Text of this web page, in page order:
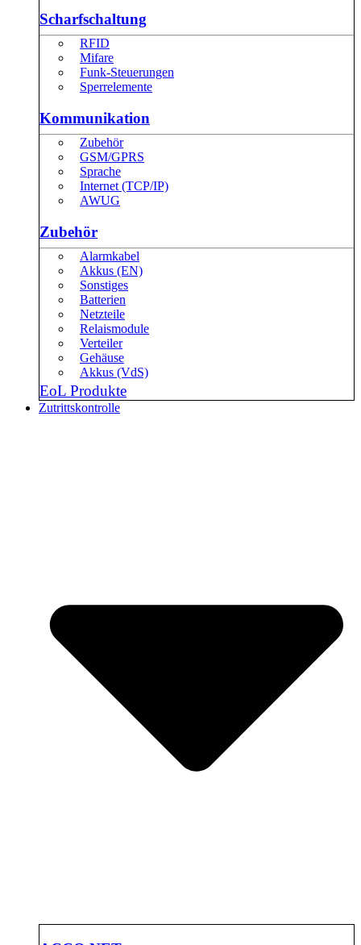
Scharfschaltung
RFID
Mifare
Funk-Steuerungen
Sperrelemente
Kommunikation
Zubehör
GSM/GPRS
Sprache
Internet (TCP/IP)
AWUG
Zubehör
Alarmkabel
Akkus (EN)
Sonstiges
Batterien
Netzteile
Relaismodule
Verteiler
Gehäuse
Akkus (VdS)
EoL Produkte
Zutrittskontrolle